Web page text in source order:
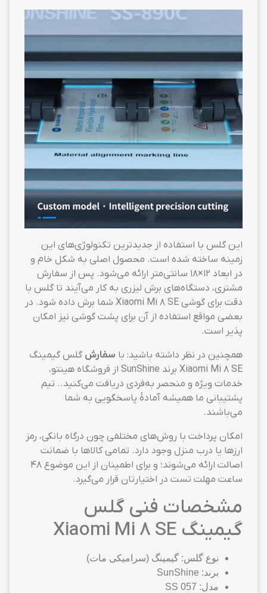
این گلس با استفاده از جدیدترین تکنولوژی‌های این
زمینه ساخته شده است. محصول اصلی به شکل خام و
در ابعاد ۱۲×۱۸ سانتی‌متر ارائه می‌شود. پس از سفارش
مشتری، دستگاه‌های برش لیزری به کار می‌آیند تا گلس با
دقت برای گوشی Xiaomi Mi 8 SE شما برش داده شود. در
بعضی مواقع استفاده از آن برای پشت گوشی نیز امکان
پذیر است.
همچنین در نظر داشته باشید: با سفارش گلس گیمینگ
Xiaomi Mi 8 SE برند SunShine از فروشگاه هینتو،
خدمات ویژه و منحصر به‌فردی دریافت می‌کنید.. تیم
پشتیبانی ما همیشه آمادهٔ پاسخگویی به شما
می‌باشند.
امکان پرداخت با روش‌های مختلفی چون درگاه بانکی، رمز
ارزها یا درب منزل وجود دارد. تمامی کالاها با ضمانت
اصالت ارائه می‌شوند؛ و برای اطمینان از این موضوع ۴۸
ساعت مهلت تست در اختیارتان قرار می‌گیرد.
مشخصات فنی گلس
گیمینگ Xiaomi Mi 8 SE
نوع گلس: گیمینگ (سرامیکی مات)
برند: SunShine
مدل: SS 057